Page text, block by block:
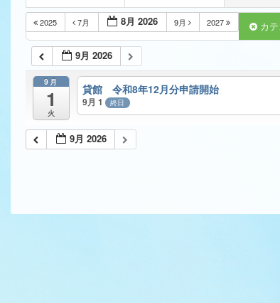
2025 7月 8月 2026 9月 2027 カ
9月 2026
9月
1
火
貸館 令和8年12月分申請開始
9月 1 終日
9月 2026